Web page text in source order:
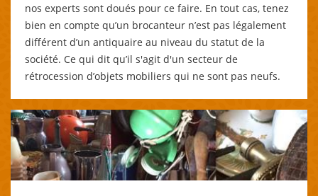
nos experts sont doués pour ce faire. En tout cas, tenez
bien en compte qu’un brocanteur n’est pas légalement
différent d’un antiquaire au niveau du statut de la
société. Ce qui dit qu’il s'agit d'un secteur de
rétrocession d’objets mobiliers qui ne sont pas neufs.